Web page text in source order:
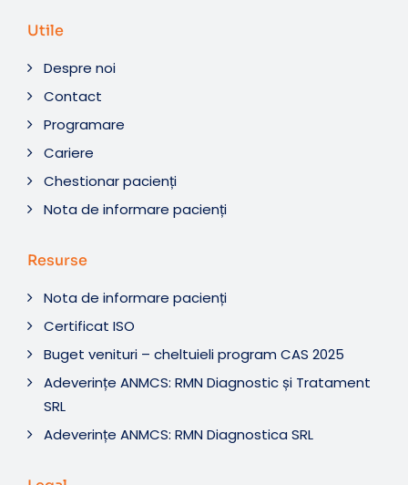
Utile
Despre noi
Contact
Programare
Cariere
Chestionar pacienți
Nota de informare pacienți
Resurse
Nota de informare pacienți
Certificat ISO
Buget venituri – cheltuieli program CAS 2025
Adeverințe ANMCS: RMN Diagnostic și Tratament
SRL
Adeverințe ANMCS: RMN Diagnostica SRL